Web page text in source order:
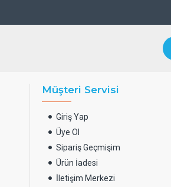
Müşteri Servisi
Giriş Yap
Üye Ol
Sipariş Geçmişim
Ürün İadesi
İletişim Merkezi